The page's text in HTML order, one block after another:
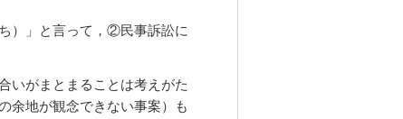
）」と言って，②民事訴訟に
いがまとまることは考えがた
余地が観念できない事案）も